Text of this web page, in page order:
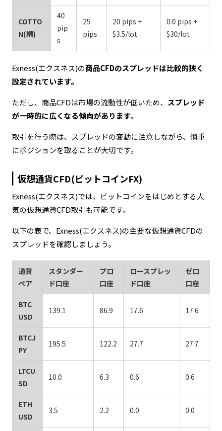
COTTO
N(綿)
40
pip
s
25
pips
20 pips +
$3.5/lot
0.0 pips +
$30/lot
Exness(エクスネス)の商品CFDのスプレッドは比較的狭く
設定されています。
ただし、商品CFDは市場の流動性が低いため、 スプレッド
が一時的に広くなる傾向があります。
取引を行う際は、スプレッドの変動に注意しながら、慎重
にポジションを取ることが大切です。
仮想通貨CFD(ビットコインFX)
Exness(エクスネス)では、ビットコインをはじめとする人
気の仮想通貨CFD取引も可能です。
以下の表で、Exness(エクスネス)の主要な仮想通貨CFDの
スプレッドを確認しましょう。
通貨
ペア
スタンダー
ド口座
プロ
口座
ロースプレッ
ド口座
ゼロ
口座
BTC
USD
139.1 86.9 17.6 17.6
BTCJ
PY
195.5 122.2 27.7 27.7
LTCU
SD
10.0 6.3 0.6 0.6
ETH
USD
3.5 2.2 0.0 0.0